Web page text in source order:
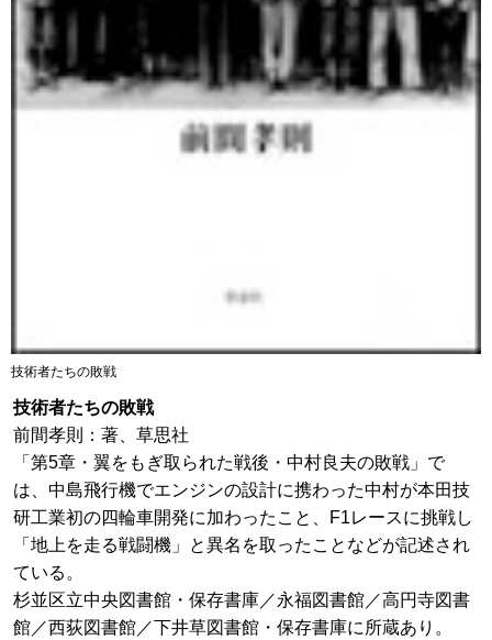
技術者たちの敗戦
前間孝則：著、草思社
「第5章・翼をもぎ取られた戦後・中村良夫の敗戦」で
は、中島飛行機でエンジンの設計に携わった中村が本田技
研工業初の四輪車開発に加わったこと、F1レースに挑戦し
「地上を走る戦闘機」と異名を取ったことなどが記述され
ている。
杉並区立中央図書館・保存書庫／永福図書館／高円寺図書
館／西荻図書館／下井草図書館・保存書庫に所蔵あり。
技術者たちの敗戦